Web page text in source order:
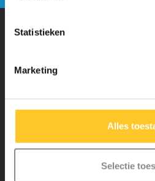
Statistieken
Marketing
Alles
Selectie
liefde in Zwitserland ontwikkeld. Ze
veiligheid en zeer duurzaam. Elk
hebt jarenlang plezier van een Micro